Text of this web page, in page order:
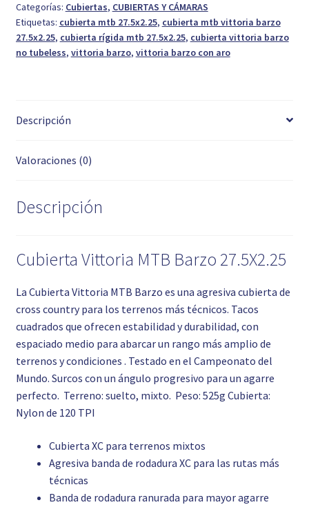
cantidad
Categorías: Cubiertas, CUBIERTAS Y CÁMARAS
Etiquetas: cubierta mtb 27.5x2.25, cubierta mtb vittoria barzo
27.5x2.25, cubierta rígida mtb 27.5x2.25, cubierta vittoria barzo
no tubeless, vittoria barzo, vittoria barzo con aro
Descripción
Valoraciones (0)
Descripción
Cubierta Vittoria MTB Barzo 27.5X2.25
La Cubierta Vittoria MTB Barzo es una agresiva cubierta de
cross country para los terrenos más técnicos. Tacos
cuadrados que ofrecen estabilidad y durabilidad, con
espaciado medio para abarcar un rango más amplio de
terrenos y condiciones . Testado en el Campeonato del
Mundo. Surcos con un ángulo progresivo para un agarre
perfecto. Terreno: suelto, mixto. Peso: 525g Cubierta:
Nylon de 120 TPI
Cubierta XC para terrenos mixtos
Agresiva banda de rodadura XC para las rutas más
técnicas
Banda de rodadura ranurada para mayor agarre